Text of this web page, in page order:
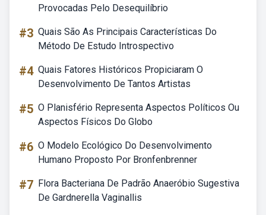
Provocadas Pelo Desequilíbrio
#3 Quais São As Principais Características Do
Método De Estudo Introspectivo
#4 Quais Fatores Históricos Propiciaram O
Desenvolvimento De Tantos Artistas
#5 O Planisfério Representa Aspectos Políticos Ou
Aspectos Físicos Do Globo
#6 O Modelo Ecológico Do Desenvolvimento
Humano Proposto Por Bronfenbrenner
#7 Flora Bacteriana De Padrão Anaeróbio Sugestiva
De Gardnerella Vaginallis